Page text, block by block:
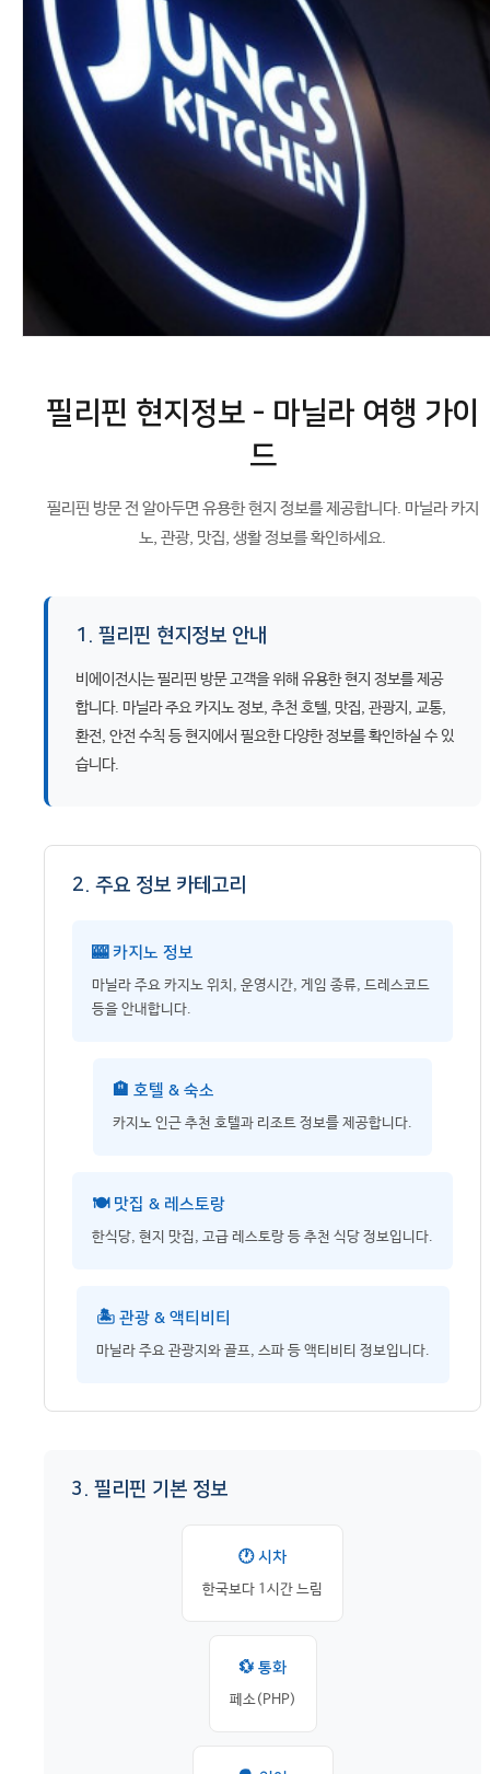
필리핀 현지정보 - 마닐라 여행 가이
드
필리핀 방문 전 알아두면 유용한 현지 정보를 제공합니다. 마닐라 카지
노, 관광, 맛집, 생활 정보를 확인하세요.
1. 필리핀 현지정보 안내
비에이전시는 필리핀 방문 고객을 위해 유용한 현지 정보를 제공
합니다. 마닐라 주요 카지노 정보, 추천 호텔, 맛집, 관광지, 교통,
환전, 안전 수칙 등 현지에서 필요한 다양한 정보를 확인하실 수 있
습니다.
2. 주요 정보 카테고리
🎰 카지노 정보
마닐라 주요 카지노 위치, 운영시간, 게임 종류, 드레스코드
등을 안내합니다.
🏨 호텔 & 숙소
카지노 인근 추천 호텔과 리조트 정보를 제공합니다.
🍽️ 맛집 & 레스토랑
한식당, 현지 맛집, 고급 레스토랑 등 추천 식당 정보입니다.
🏝️ 관광 & 액티비티
마닐라 주요 관광지와 골프, 스파 등 액티비티 정보입니다.
3. 필리핀 기본 정보
🕐 시차
한국보다 1시간 느림
💱 통화
페소(PHP)